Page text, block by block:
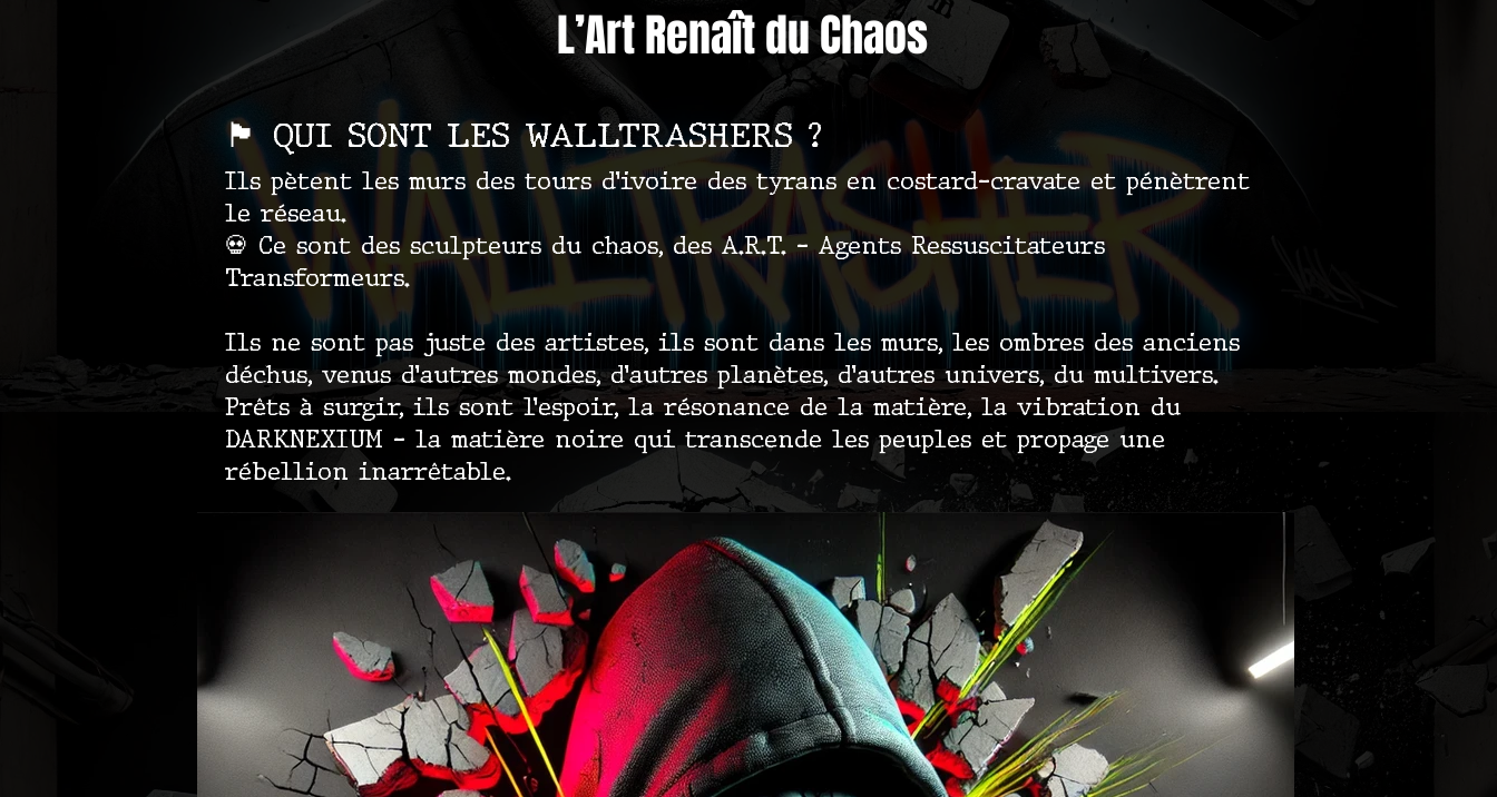
L’Art Renaît du Chaos
🏴 QUI SONT LES WALLTRASHERS ?
Ils pètent les murs des tours d’ivoire des tyrans en costard-cravate et pénètrent
le réseau.
💀 Ce sont des sculpteurs du chaos, des A.R.T. – Agents Ressuscitateurs
Transformeurs.
Ils ne sont pas juste des artistes, ils sont dans les murs, les ombres des anciens
déchus, venus d’autres mondes, d’autres planètes, d’autres univers, du multivers.
Prêts à surgir, ils sont l’espoir, la résonance de la matière, la vibration du
DARKNEXIUM – la matière noire qui transcende les peuples et propage une
rébellion inarrêtable.